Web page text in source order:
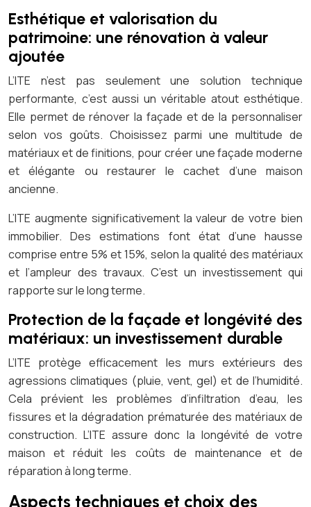
Esthétique et valorisation du
patrimoine: une rénovation à valeur
ajoutée
L’ITE n’est pas seulement une solution technique
performante, c’est aussi un véritable atout esthétique.
Elle permet de rénover la façade et de la personnaliser
selon vos goûts. Choisissez parmi une multitude de
matériaux et de finitions, pour créer une façade moderne
et élégante ou restaurer le cachet d’une maison
ancienne.
L’ITE augmente significativement la valeur de votre bien
immobilier. Des estimations font état d’une hausse
comprise entre 5% et 15%, selon la qualité des matériaux
et l’ampleur des travaux. C’est un investissement qui
rapporte sur le long terme.
Protection de la façade et longévité des
matériaux: un investissement durable
L’ITE protège efficacement les murs extérieurs des
agressions climatiques (pluie, vent, gel) et de l’humidité.
Cela prévient les problèmes d’infiltration d’eau, les
fissures et la dégradation prématurée des matériaux de
construction. L’ITE assure donc la longévité de votre
maison et réduit les coûts de maintenance et de
réparation à long terme.
Aspects techniques et choix des